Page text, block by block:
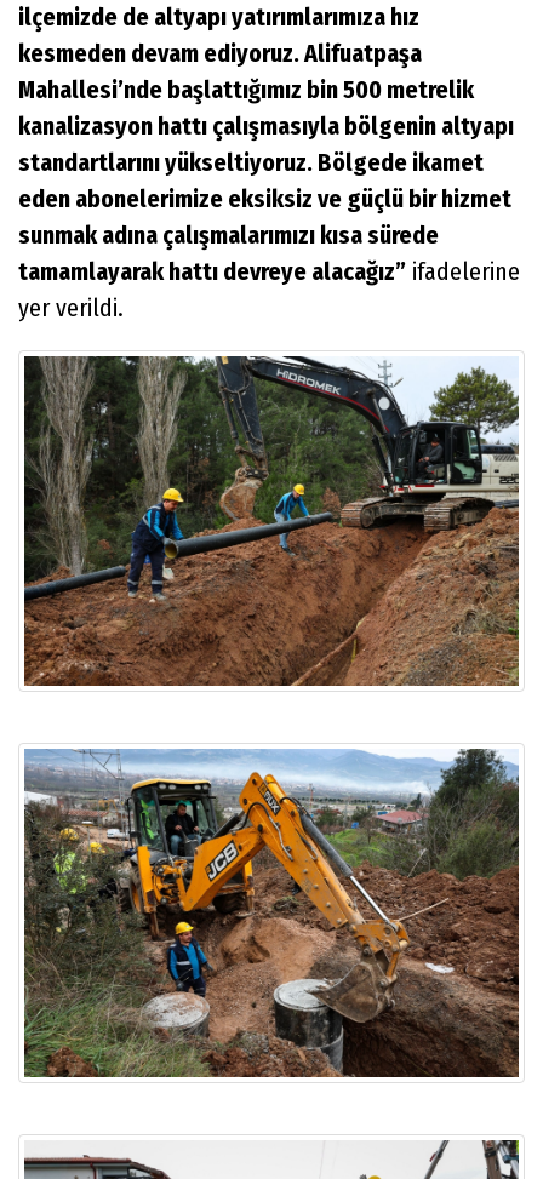
ilçemizde de altyapı yatırımlarımıza hız
kesmeden devam ediyoruz. Alifuatpaşa
Mahallesi’nde başlattığımız bin 500 metrelik
kanalizasyon hattı çalışmasıyla bölgenin altyapı
standartlarını yükseltiyoruz. Bölgede ikamet
eden abonelerimize eksiksiz ve güçlü bir hizmet
sunmak adına çalışmalarımızı kısa sürede
tamamlayarak hattı devreye alacağız” ifadelerine
yer verildi.